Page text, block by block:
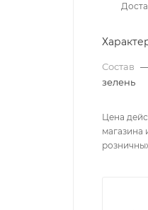
Состав
зелень
Цена
магазина